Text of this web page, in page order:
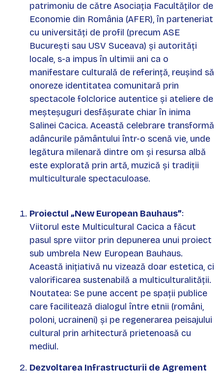
patrimoniu de către Asociația Facultăților de
Economie din România (AFER), în parteneriat
cu universități de profil (precum ASE
București sau USV Suceava) și autorități
locale, s-a impus în ultimii ani ca o
manifestare culturală de referință, reușind să
onoreze identitatea comunitară prin
spectacole folclorice autentice și ateliere de
meșteșuguri desfășurate chiar în inima
Salinei Cacica. Această celebrare transformă
adâncurile pământului într-o scenă vie, unde
legătura milenară dintre om și resursa albă
este explorată prin artă, muzică și tradiții
multiculturale spectaculoase.
Proiectul „New European Bauhaus”:
Viitorul este Multicultural Cacica a făcut
pasul spre viitor prin depunerea unui proiect
sub umbrela New European Bauhaus.
Această inițiativă nu vizează doar estetica, ci
valorificarea sustenabilă a multiculturalității.
Noutatea: Se pune accent pe spații publice
care facilitează dialogul între etnii (români,
poloni, ucraineni) și pe regenerarea peisajului
cultural prin arhitectură prietenoasă cu
mediul.
Dezvoltarea Infrastructurii de Agrement